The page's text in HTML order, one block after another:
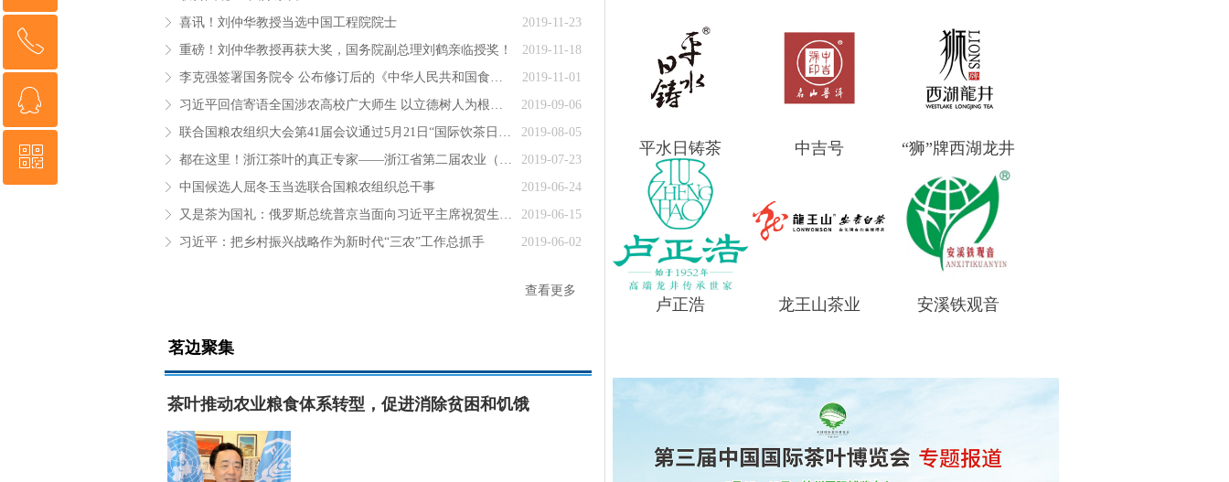
2019-11-23
ꁕ
喜讯！刘仲华教授当选中国工程院院士
2019-11-18
ꁕ
重磅！刘仲华教授再获大奖，国务院副总理刘鹤亲临授奖！
2019-11-01
ꁕ
李克强签署国务院令 公布修订后的《中华人民共和国食品安全法实施条例》
2019-09-06
ꁕ
习近平回信寄语全国涉农高校广大师生 以立德树人为根本 以强农兴农为己任
2019-08-05
ꁕ
联合国粮农组织大会第41届会议通过5月21日“国际饮茶日”提案
2019-07-23
ꁕ
都在这里！浙江茶叶的真正专家——浙江省第二届农业（茶叶）产业技术创新与推广服务团队名单“出炉”！
2019-06-24
ꁕ
中国候选人屈冬玉当选联合国粮农组织总干事
2019-06-15
ꁕ
又是茶为国礼：俄罗斯总统普京当面向习近平主席祝贺生日，习主席回赠中国茶叶
2019-06-02
ꁕ 习近平：把乡村振兴战略作为新时代“三农”工作总抓手
查看更多
平水日铸茶 中吉号 “狮”牌西湖龙井
卢正浩 龙王山茶业 安溪铁观音
茗边聚集
茶叶推动农业粮食体系转型，促进消除贫困和饥饿
回到顶部
ꂅ
0571-87552942
ꁗ
QQ客服
ꀥ